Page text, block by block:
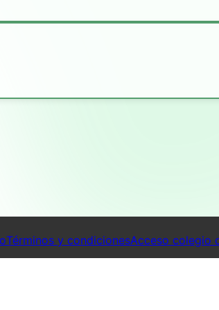
Términos y condicionesAcceso colegio